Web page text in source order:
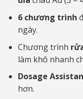
6 chương trình
ngày.
Chương trình
làm khô nhanh
Dosage
hơn.